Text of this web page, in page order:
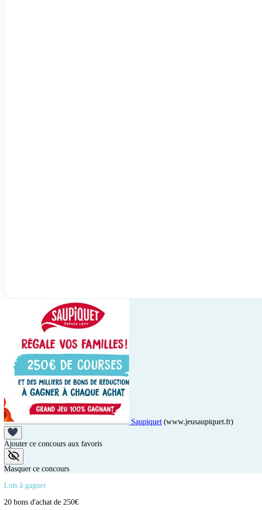
Saupiquet (www.jeusaupiquet.fr)
Ajouter ce concours aux favoris
Masquer ce concours
Lots à gagner
20 bons d'achat de 250€